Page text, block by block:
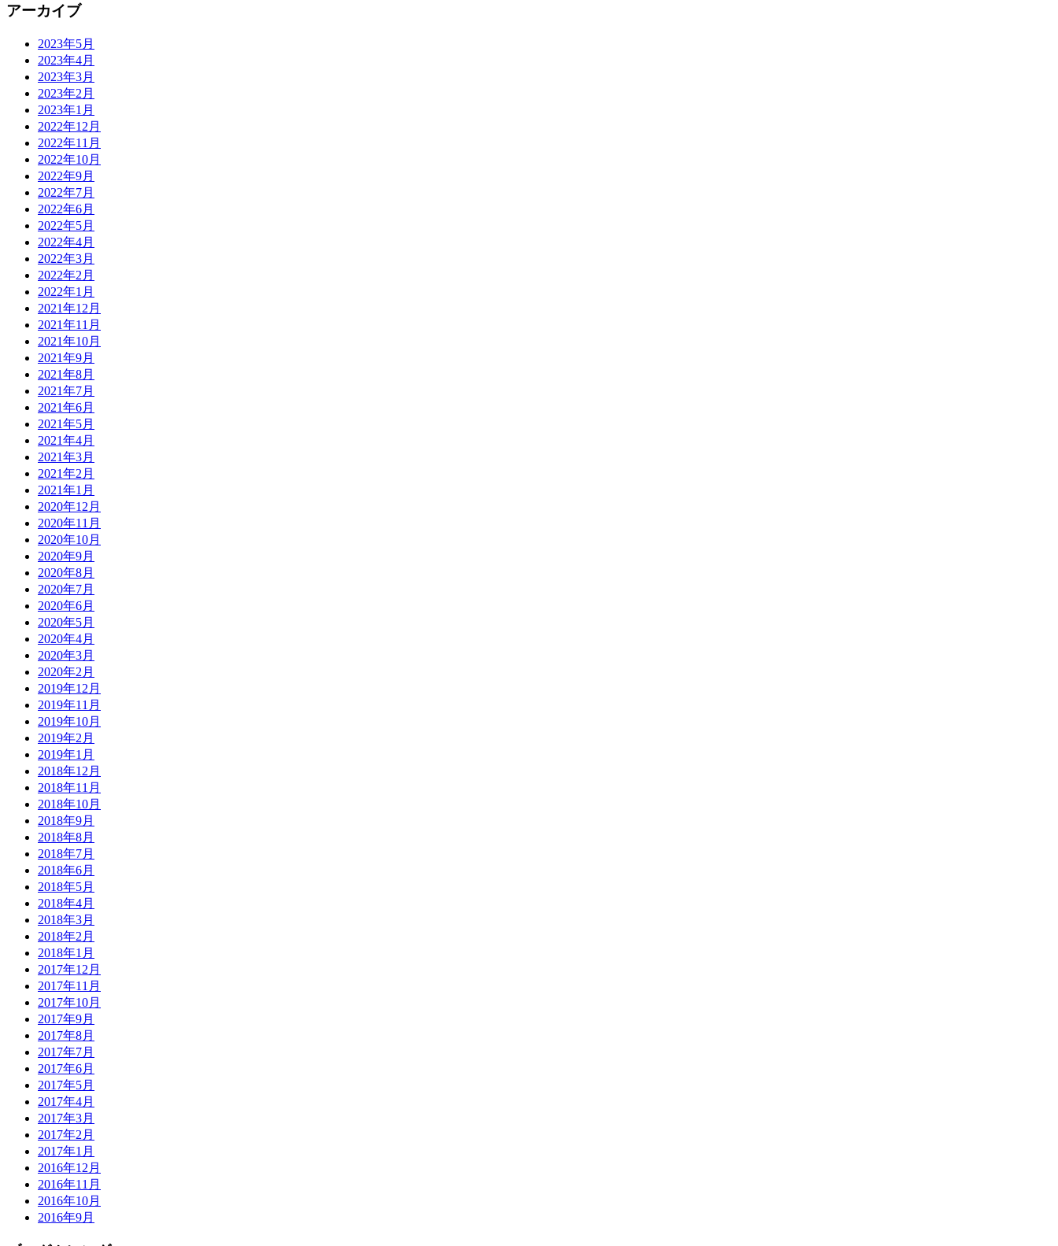
アーカイブ
2023年5月
2023年4月
2023年3月
2023年2月
2023年1月
2022年12月
2022年11月
2022年10月
2022年9月
2022年7月
2022年6月
2022年5月
2022年4月
2022年3月
2022年2月
2022年1月
2021年12月
2021年11月
2021年10月
2021年9月
2021年8月
2021年7月
2021年6月
2021年5月
2021年4月
2021年3月
2021年2月
2021年1月
2020年12月
2020年11月
2020年10月
2020年9月
2020年8月
2020年7月
2020年6月
2020年5月
2020年4月
2020年3月
2020年2月
2019年12月
2019年11月
2019年10月
2019年2月
2019年1月
2018年12月
2018年11月
2018年10月
2018年9月
2018年8月
2018年7月
2018年6月
2018年5月
2018年4月
2018年3月
2018年2月
2018年1月
2017年12月
2017年11月
2017年10月
2017年9月
2017年8月
2017年7月
2017年6月
2017年5月
2017年4月
2017年3月
2017年2月
2017年1月
2016年12月
2016年11月
2016年10月
2016年9月